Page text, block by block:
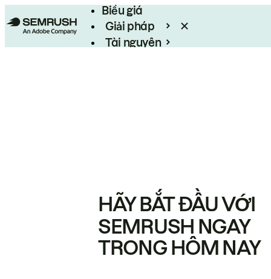
Biểu giá
Giải pháp
Tài nguyên
HÃY BẮT ĐẦU VỚI
SEMRUSH NGAY
TRONG HÔM NAY